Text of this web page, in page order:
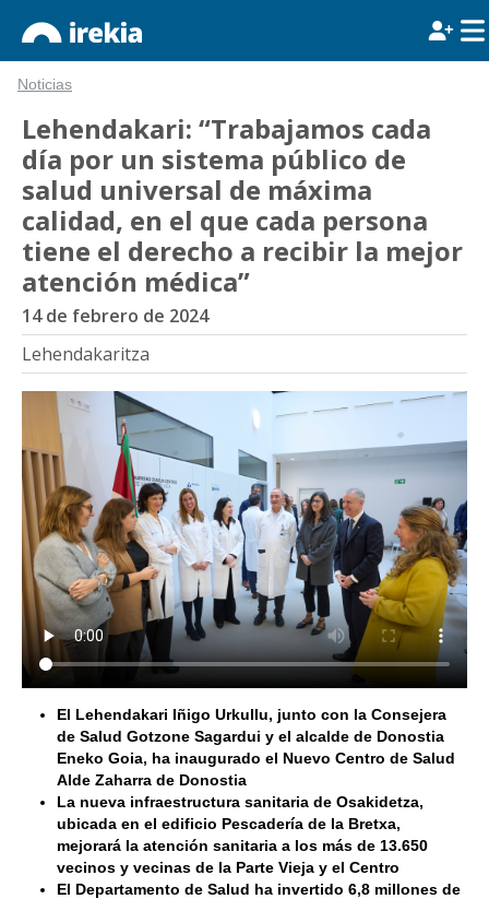
Noticias
Lehendakari: “Trabajamos cada
día por un sistema público de
salud universal de máxima
calidad, en el que cada persona
tiene el derecho a recibir la mejor
atención médica”
14 de febrero de 2024
Lehendakaritza
El Lehendakari Iñigo Urkullu, junto con la Consejera
de Salud Gotzone Sagardui y el alcalde de Donostia
Eneko Goia, ha inaugurado el Nuevo Centro de Salud
Alde Zaharra de Donostia
La nueva infraestructura sanitaria de Osakidetza,
ubicada en el edificio Pescadería de la Bretxa,
mejorará la atención sanitaria a los más de 13.650
vecinos y vecinas de la Parte Vieja y el Centro
El Departamento de Salud ha invertido 6,8 millones de